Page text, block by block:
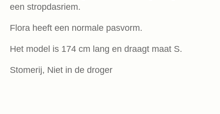
een stropdasriem.
Flora heeft een normale pasvorm.
Het model is 174 cm lang en draagt maat S.
Stomerij, Niet in de droger